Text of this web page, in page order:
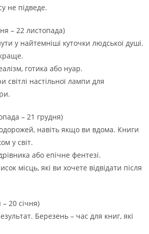
не підведе.
– 22 листопада)
у найтемніші куточки людської душі.
готика або нуар.
світлі настільної лампи для
– 21 грудня)
навіть якщо ви вдома. Книги
у світ.
або епічне фентезі.
місць, які ви хочете відвідати після
– 20 січня)
Березень – час для книг, які